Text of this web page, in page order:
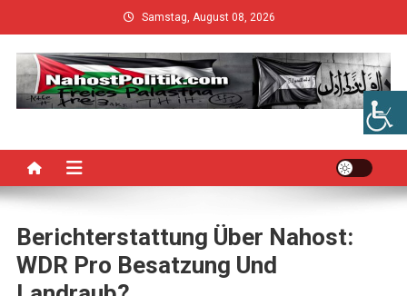
to
content
Samstag, August 08, 2026
Berichterstattung Über Nahost:
WDR Pro Besatzung Und